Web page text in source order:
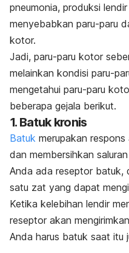
pneumonia, produksi
menyebabkan paru-paru
kotor.
Jadi, paru-paru kotor
melainkan kondisi paru-
mengetahui paru-paru
beberapa gejala berikut.
1. Batuk kronis
Batuk merupakan respons
dan membersihkan
Anda ada reseptor batuk,
satu zat yang dapat
Ketika kelebihan lendir
reseptor akan
Anda harus batuk saat itu